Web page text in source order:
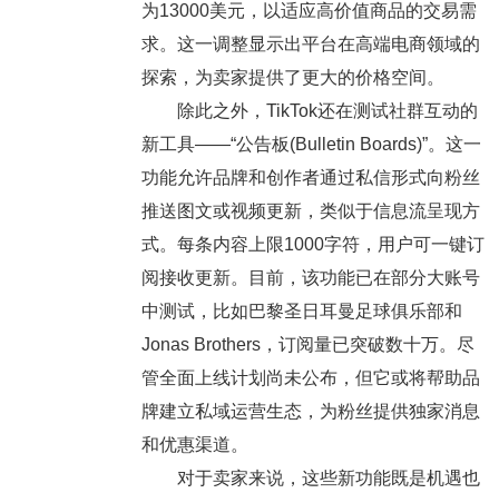
为13000美元，以适应高价值商品的交易需
求。这一调整显示出平台在高端电商领域的
探索，为卖家提供了更大的价格空间。
除此之外，TikTok还在测试社群互动的
新工具——“公告板(Bulletin Boards)”。这一
功能允许品牌和创作者通过私信形式向粉丝
推送图文或视频更新，类似于信息流呈现方
式。每条内容上限1000字符，用户可一键订
阅接收更新。目前，该功能已在部分大账号
中测试，比如巴黎圣日耳曼足球俱乐部和
Jonas Brothers，订阅量已突破数十万。尽
管全面上线计划尚未公布，但它或将帮助品
牌建立私域运营生态，为粉丝提供独家消息
和优惠渠道。
对于卖家来说，这些新功能既是机遇也